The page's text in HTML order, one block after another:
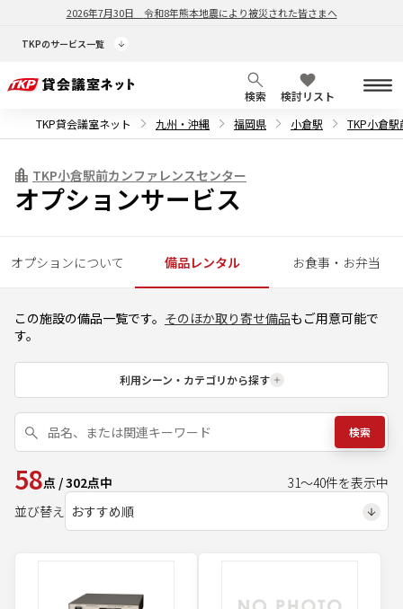
2026年7月30日 令和8年熊本地震により被災された皆さまへ
TKPのサービス一覧
検索
検討リスト
TKP貸会議室ネット
九州・沖縄 福岡県 小倉駅 TKP小倉
TKP小倉駅前カンファレンスセンター
オプションサービス
オプションについて 備品レンタル お食事・お弁当
この施設の備品一覧です。 そのほか取り寄せ備品もご用意可能で
す。
利用シーン・カテゴリから探す
検索
58点 /302点中 31～40件を表示中
並び替え